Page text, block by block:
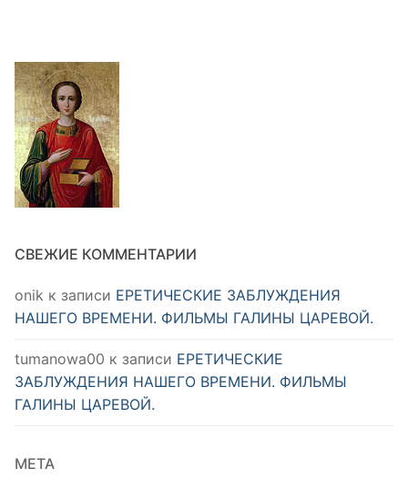
СВЕЖИЕ КОММЕНТАРИИ
onik к записи ЕРЕТИЧЕСКИЕ ЗАБЛУЖДЕНИЯ
НАШЕГО ВРЕМЕНИ. ФИЛЬМЫ ГАЛИНЫ ЦАРЕВОЙ.
tumanowa00 к записи ЕРЕТИЧЕСКИЕ
ЗАБЛУЖДЕНИЯ НАШЕГО ВРЕМЕНИ. ФИЛЬМЫ
ГАЛИНЫ ЦАРЕВОЙ.
МЕТА